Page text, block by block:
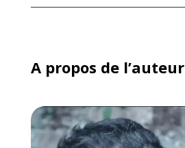
A propos de l’auteur